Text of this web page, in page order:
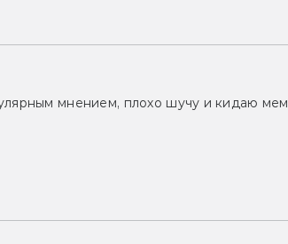
мнением, плохо шучу и кидаю